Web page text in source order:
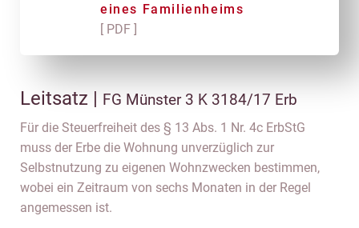
eines Familienheims
[ PDF ]
Leitsatz | FG Münster 3 K 3184/17 Erb
Für die Steuerfreiheit des § 13 Abs. 1 Nr. 4c ErbStG
muss der Erbe die Wohnung unverzüglich zur
Selbstnutzung zu eigenen Wohnzwecken bestimmen,
wobei ein Zeitraum von sechs Monaten in der Regel
angemessen ist.